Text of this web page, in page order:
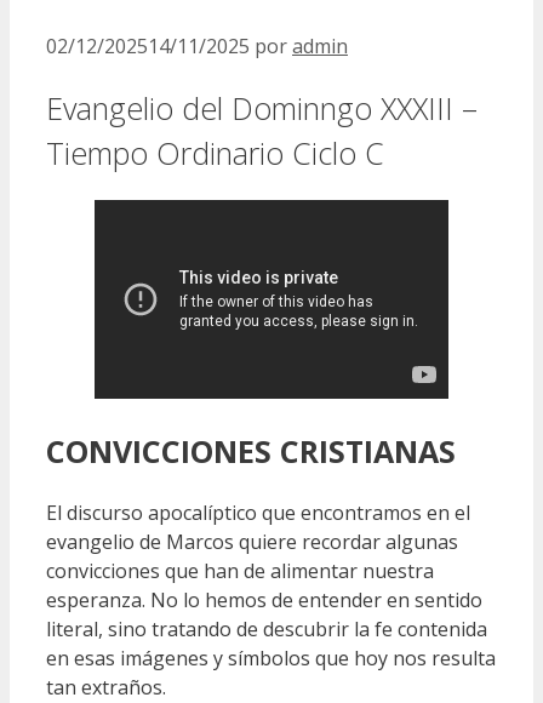
02/12/202514/11/2025 poradmin
Evangelio del Dominngo XXXIII –
Tiempo Ordinario Ciclo C
CONVICCIONES CRISTIANAS
El discurso apocalíptico que encontramos en el
evangelio de Marcos quiere recordar algunas
convicciones que han de alimentar nuestra
esperanza. No lo hemos de entender en sentido
literal, sino tratando de descubrir la fe contenida
en esas imágenes y símbolos que hoy nos resulta
tan extraños.